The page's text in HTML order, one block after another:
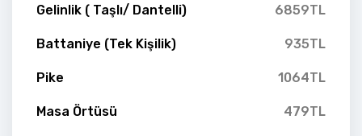
Gelinlik ( Taşlı/ Dantelli) 6859TL
Battaniye (Tek Kişilik) 935TL
Pike 1064TL
Masa Örtüsü 479TL